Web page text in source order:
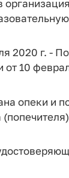
2020 г. -
от 10
опеки и